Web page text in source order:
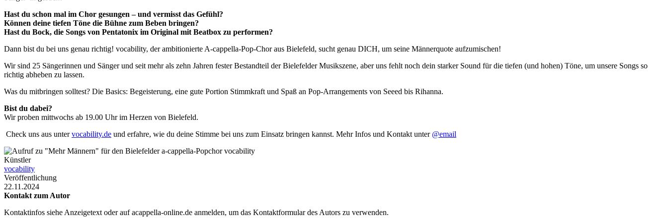
Hast du schon mal im Chor gesungen – und vermisst das Gefühl?
Können deine tiefen Töne die Bühne zum Beben bringen?
Hast du Bock, die Songs von Pentatonix im Original mit Beatbox zu performen?
Dann bist du bei uns genau richtig! vocability, der ambitionierte A-cappella-Pop-Chor aus Bielefeld, sucht genau DICH, um seine Männerquote aufzumischen!
Wir sind 25 Sängerinnen und Sänger und seit mehr als zehn Jahren fester Bestandteil der Bielefelder Musikszene, aber uns fehlt noch dein starker Sound für die tiefen (und hohen) Töne, um unsere Songs so
richtig abheben zu lassen.
Was du mitbringen solltest? Die Basics: Begeisterung, eine gute Portion Stimmkraft und Spaß an Pop-Arrangements von Seeed bis Rihanna.
Bist du dabei?
Wir proben mittwochs ab 19.00 Uhr im Herzen von Bielefeld.
Check uns aus untervocability.de und erfahre, wie du deine Stimme bei uns zum Einsatz bringen kannst. Mehr Infos und Kontakt unter @email
Künstler
vocability
Veröffentlichung
22.11.2024
Kontakt zum Autor
Kontaktinfos siehe Anzeigetext oder auf acappella-online.de anmelden, um das Kontaktformular des Autors zu verwenden.